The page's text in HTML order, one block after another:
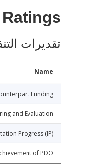
Ratings
تقديرات
Name
Funding
and Evaluation
Progress (IP)
of PDO